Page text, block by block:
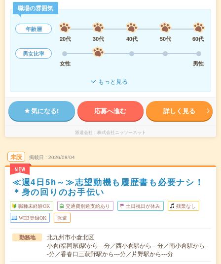
職場の雰囲気
年齢層
20代
30代 40代 50代
60代
男女比率
女性
男性
もっと見る
気になる! 応募へ進む 詳しく見る
派遣会社 株式会社ニッソーネット
未読
NEW
掲載日 2026/08/04
≪週4日5h～≫志望動機も履歴書も必要ナシ！
＊身の回りのお手伝い
職種未経験OK 交通費別途支給あり 土日祝日が休み 残業なし
WEB登録OK 派遣
勤務地
北九州市小倉北区
小倉(福岡県)駅から---分／西小倉駅から---分／南小倉駅から--
-分／香春口三萩野駅から---分／片野駅から---分